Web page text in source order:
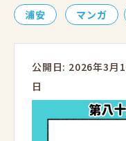
浦安 マンガ
公開日: 2026年3月
日